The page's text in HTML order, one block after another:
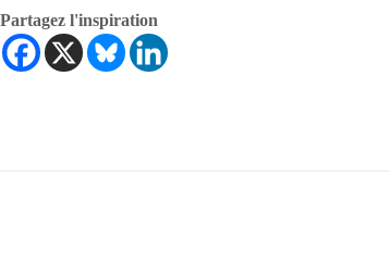
Partagez l'inspiration